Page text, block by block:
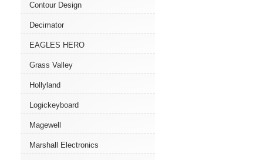
Contour Design
Decimator
EAGLES HERO
Grass Valley
Hollyland
Logickeyboard
Magewell
Marshall Electronics